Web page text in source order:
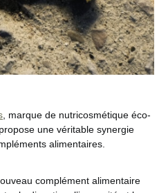
, marque de nutricosmétique éco-
une véritable synergie
alimentaires.
complément alimentaire